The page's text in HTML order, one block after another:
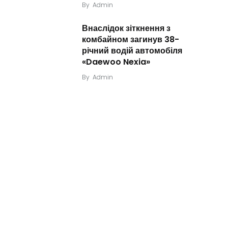
By Admin
Внаслідок зіткнення з
комбайном загинув 38-
річний водій автомобіля
«Daewoo Nexia»
By Admin